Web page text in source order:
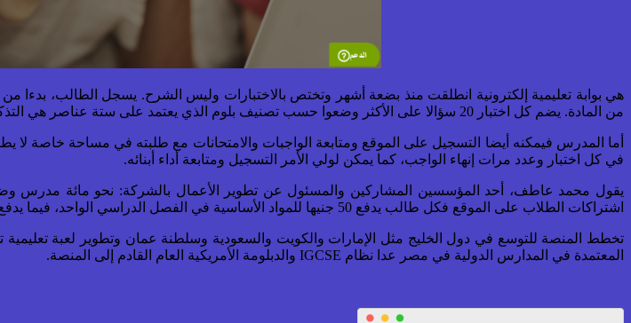
هي بوابة تعليمية إلكترونية انطلقت منذ بضعة أشهر وتختص بالاختبارات وليس الشرح. يسجل الطالب، بدءا
من المادة. يضم كل اختبار 20 سؤالا على الأكثر وضعوا حسب تصنيف بلوم الذي يعتمد على ستة عناصر هي التذكر والفهم والتطبيق والتحليل والتقييم والابتكار أو الخلق.
أما المدرس فيمكنه أيضا التسجيل على الموقع ومتابعة الواجبات والامتحانات مع طلبته في مساحة
في كل اختبار وعدد مرات إنهاء الواجب، كما يمكن لولي الأمر التسجيل ومتابعة أداء أبنائه.
يقول محمد عاطف، أحد المؤسسين المشاركين والمسئول عن تطوير الأعمال بالشركة: نحو مائة مدرس
اشتراكات الطلاب على الموقع فكل طالب يدفع 50 جنيها للمواد الأساسية في الفصل الدراسي الواحد، فيما يدفع طلبة الثالث الثانوي مائتي جنيها.
تخطط المنصة للتوسع في دول الخليج مثل الإمارات والكويت والسعودية وسلطنة عمان وتطوير لعبة
المعتمدة في المدارس الدولية في مصر عدا نظام IGCSE والدبلومة الأمريكية العام القادم إلى المنصة.